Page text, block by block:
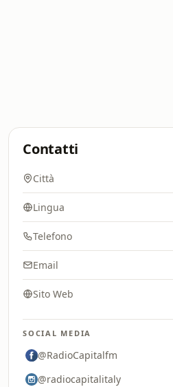
Contatti
Città
Lingua
Telefono
Email
Sito Web
SOCIAL MEDIA
@RadioCapitalfm
@radiocapitalitaly